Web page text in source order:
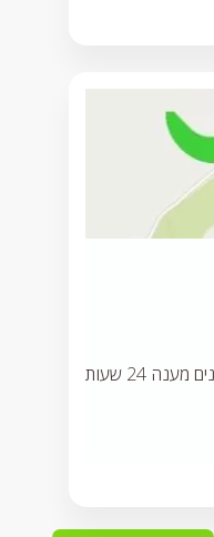
מחפש מנעולן באיתמר? אנחנו נותנים מענה 24 שעות